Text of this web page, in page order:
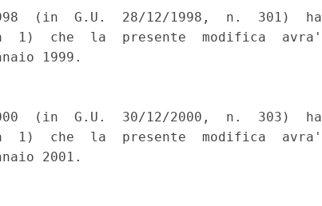
(in  G.U.  28/12/1998,  n.  301)  ha
1)  che  la  presente  modifica  avra'
1999.
(in  G.U.  30/12/2000,  n.  303)  ha
1)  che  la  presente  modifica  avra'
2001.